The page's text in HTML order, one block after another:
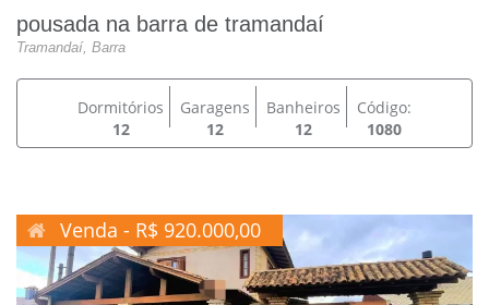
pousada na barra de tramandaí
Tramandaí, Barra
Dormitórios
12
Garagens
12
Banheiros
12
Código:
1080
Venda - R$ 920.000,00